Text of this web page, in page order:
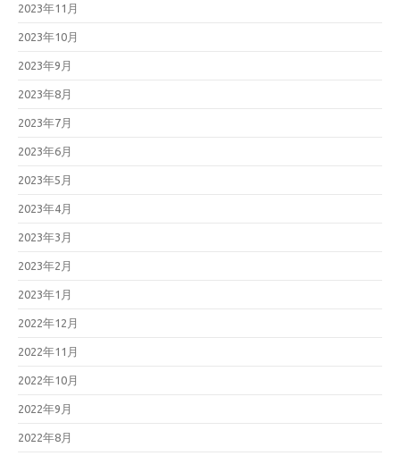
2023年11月
2023年10月
2023年9月
2023年8月
2023年7月
2023年6月
2023年5月
2023年4月
2023年3月
2023年2月
2023年1月
2022年12月
2022年11月
2022年10月
2022年9月
2022年8月